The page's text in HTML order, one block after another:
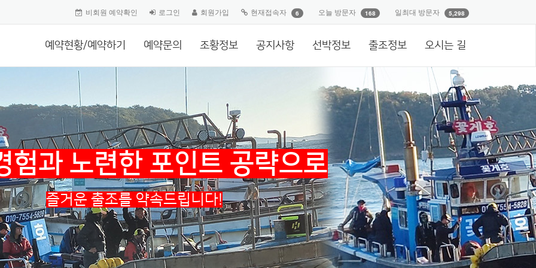
비회원 예약확인 로그인 회원가입 현재접속자 6 오늘 방문자 168 일최대 방문자 5,298
예약현황/예약하기 예약문의 조황정보 공지사항 선박정보 출조정보 오시는 길
험과 노련한 포인트 공략으로
즐거운 출조를 약속드립니다!